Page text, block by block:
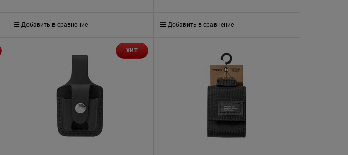
Добавить в сравнение Добавить в сравнение
ХИТ